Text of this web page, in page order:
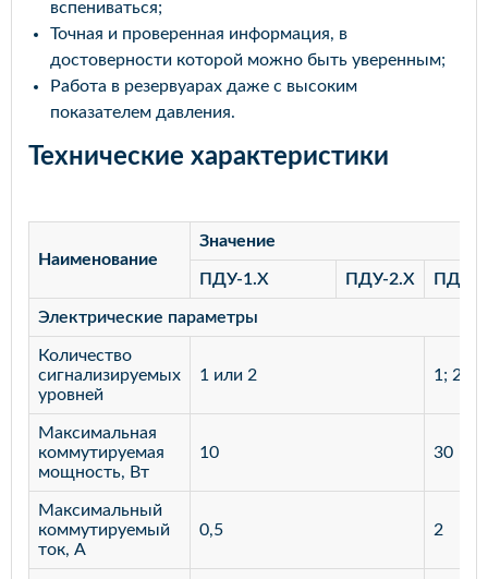
вспениваться;
Точная и проверенная информация, в
достоверности которой можно быть уверенным;
Работа в резервуарах даже с высоким
показателем давления.
Технические характеристики
Наименование
Значение
ПДУ-1.Х ПДУ-2.Х ПДУ-
Электрические параметры
Количество
сигнализируемых
уровней
1 или 2 1; 2; 3
Максимальная
коммутируемая
мощность, Вт
10 30
Максимальный
коммутируемый
ток, А
0,5 2